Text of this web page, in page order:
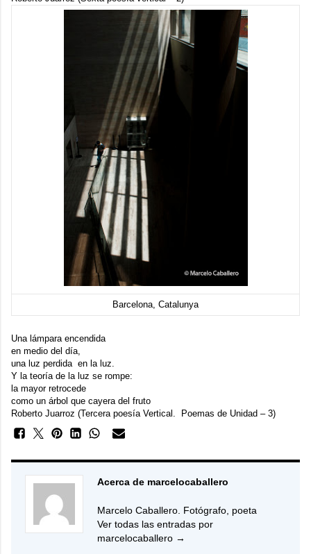
Barcelona, Catalunya
Una lámpara encendida
en medio del día,
una luz perdida en la luz.
Y la teoría de la luz se rompe:
la mayor retrocede
como un árbol que cayera del fruto
Roberto Juarroz (Tercera poesía Vertical. Poemas de Unidad – 3)
Acerca de marcelocaballero
Marcelo Caballero. Fotógrafo, poeta
Ver todas las entradas por
marcelocaballero →